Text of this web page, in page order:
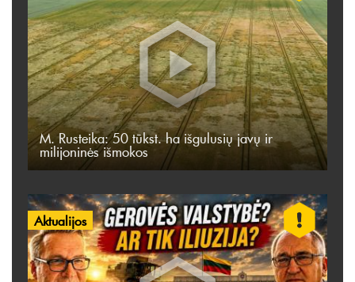
M. Rusteika: 50 tūkst. ha išgulusių javų ir
milijoninės išmokos
Aktualijos